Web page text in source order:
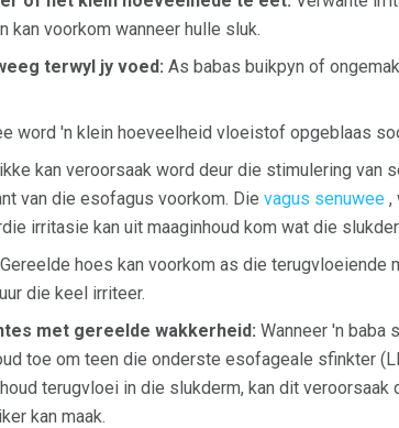
kan voorkom wanneer hulle sluk.
terwyl jy voed: As babas buikpyn of
word 'n klein hoeveelheid vloeistof opgeblaas
kan veroorsaak word deur die stimulering van
van die esofagus voorkom. Die vagus senuwee ,
irritasie kan uit maaginhoud kom wat die
hoes kan voorkom as die terugvloeiende
die keel irriteer.
met gereelde wakkerheid: Wanneer 'n baba
toe om teen die onderste esofageale sfinkter
terugvloei in die slukderm, kan dit
kan maak.